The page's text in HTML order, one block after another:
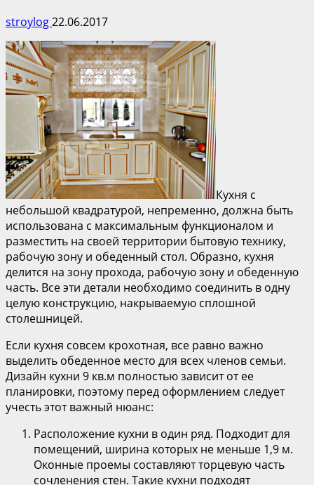
stroylog22.06.2017
Кухня с
небольшой квадратурой, непременно, должна быть
использована с максимальным функционалом и
разместить на своей территории бытовую технику,
рабочую зону и обеденный стол. Образно, кухня
делится на зону прохода, рабочую зону и обеденную
часть. Все эти детали необходимо соединить в одну
целую конструкцию, накрываемую сплошной
столешницей.
Если кухня совсем крохотная, все равно важно
выделить обеденное место для всех членов семьи.
Дизайн кухни 9 кв.м полностью зависит от ее
планировки, поэтому перед оформлением следует
учесть этот важный нюанс:
Расположение кухни в один ряд. Подходит для
помещений, ширина которых не меньше 1,9 м.
Оконные проемы составляют торцевую часть
сочленения стен. Такие кухни подходят